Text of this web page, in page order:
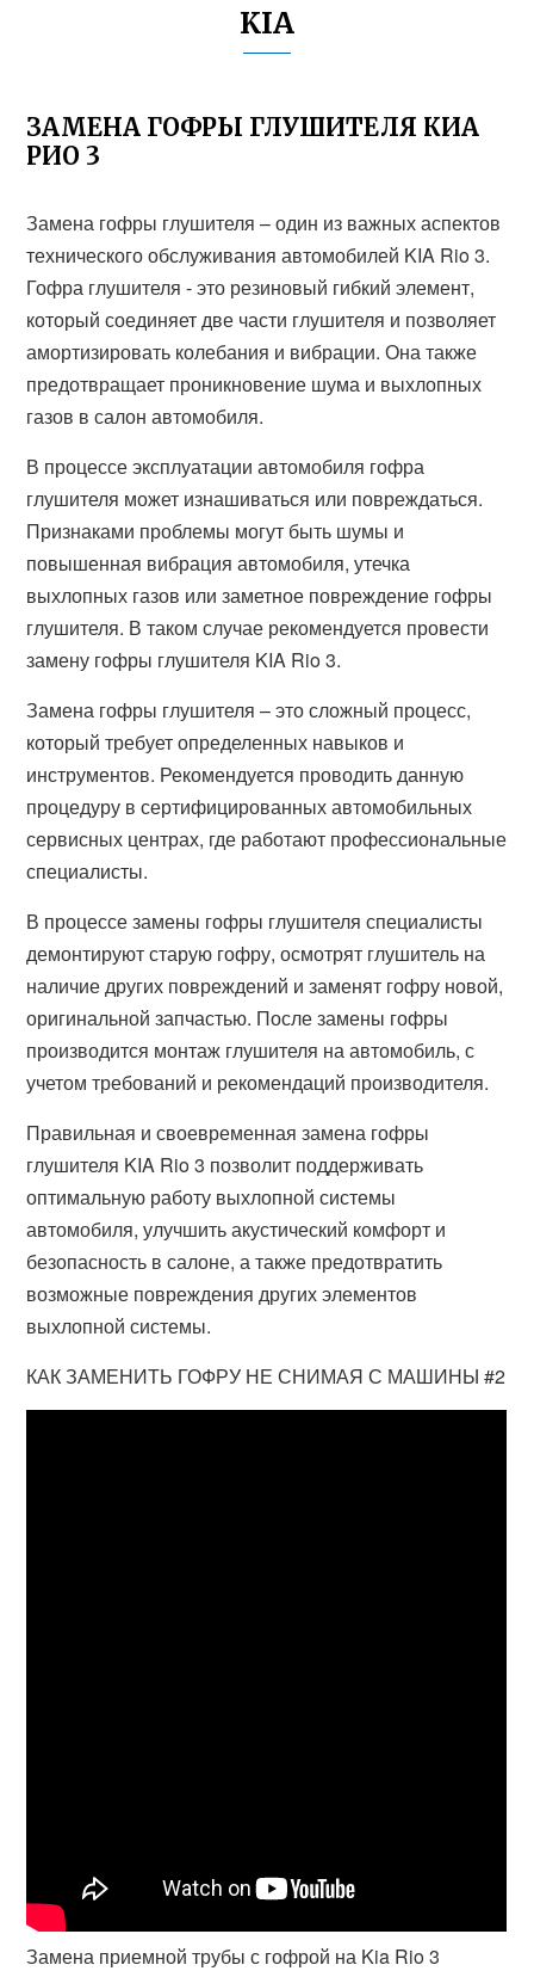
KIA
ЗАМЕНА ГОФРЫ ГЛУШИТЕЛЯ КИА
РИО 3
Замена гофры глушителя – один из важных аспектов
технического обслуживания автомобилей KIA Rio 3.
Гофра глушителя - это резиновый гибкий элемент,
который соединяет две части глушителя и позволяет
амортизировать колебания и вибрации. Она также
предотвращает проникновение шума и выхлопных
газов в салон автомобиля.
В процессе эксплуатации автомобиля гофра
глушителя может изнашиваться или повреждаться.
Признаками проблемы могут быть шумы и
повышенная вибрация автомобиля, утечка
выхлопных газов или заметное повреждение гофры
глушителя. В таком случае рекомендуется провести
замену гофры глушителя KIA Rio 3.
Замена гофры глушителя – это сложный процесс,
который требует определенных навыков и
инструментов. Рекомендуется проводить данную
процедуру в сертифицированных автомобильных
сервисных центрах, где работают профессиональные
специалисты.
В процессе замены гофры глушителя специалисты
демонтируют старую гофру, осмотрят глушитель на
наличие других повреждений и заменят гофру новой,
оригинальной запчастью. После замены гофры
производится монтаж глушителя на автомобиль, с
учетом требований и рекомендаций производителя.
Правильная и своевременная замена гофры
глушителя KIA Rio 3 позволит поддерживать
оптимальную работу выхлопной системы
автомобиля, улучшить акустический комфорт и
безопасность в салоне, а также предотвратить
возможные повреждения других элементов
выхлопной системы.
КАК ЗАМЕНИТЬ ГОФРУ НЕ СНИМАЯ С МАШИНЫ #2
Замена приемной трубы с гофрой на Kia Rio 3